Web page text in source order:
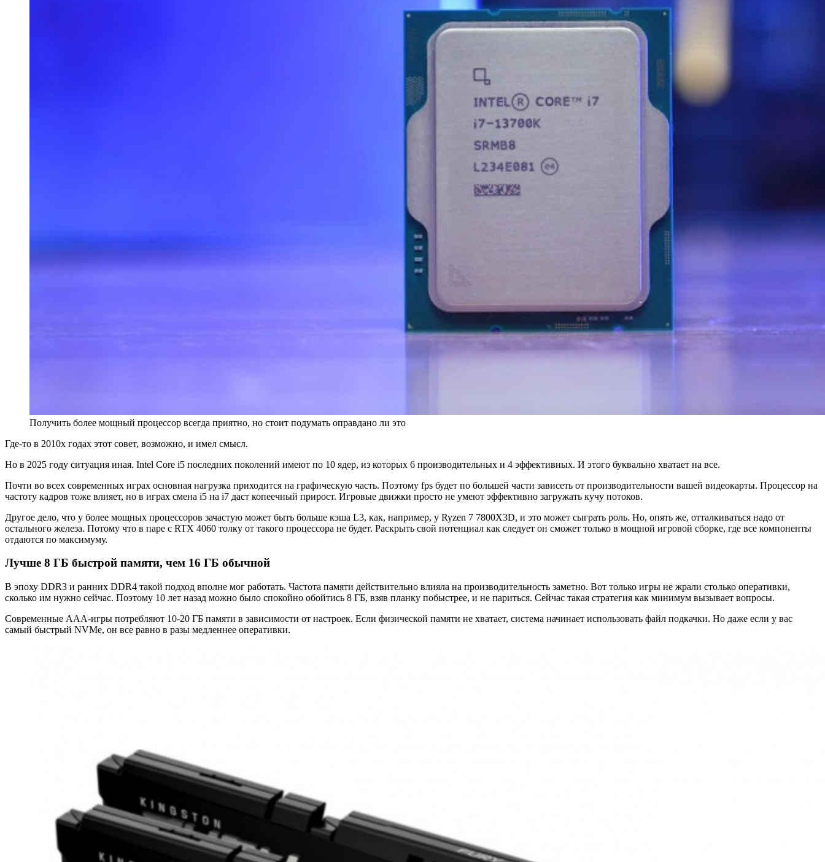
Получить более мощный процессор всегда приятно, но стоит подумать оправдано ли это
Где-то в 2010х годах этот совет, возможно, и имел смысл.
Но в 2025 году ситуация иная. Intel Core i5 последних поколений имеют по 10 ядер, из которых 6 производительных и 4 эффективных. И этого буквально хватает на все.
Почти во всех современных играх основная нагрузка приходится на графическую часть. Поэтому fps будет по большей части зависеть от производительности вашей видеокарты. Процессор на
частоту кадров тоже влияет, но в играх смена i5 на i7 даст копеечный прирост. Игровые движки просто не умеют эффективно загружать кучу потоков.
Другое дело, что у более мощных процессоров зачастую может быть больше кэша L3, как, например, у Ryzen 7 7800X3D, и это может сыграть роль. Но, опять же, отталкиваться надо от
остального железа. Потому что в паре с RTX 4060 толку от такого процессора не будет. Раскрыть свой потенциал как следует он сможет только в мощной игровой сборке, где все компоненты
отдаются по максимуму.
Лучше 8 ГБ быстрой памяти, чем 16 ГБ обычной
В эпоху DDR3 и ранних DDR4 такой подход вполне мог работать. Частота памяти действительно влияла на производительность заметно. Вот только игры не жрали столько оперативки,
сколько им нужно сейчас. Поэтому 10 лет назад можно было спокойно обойтись 8 ГБ, взяв планку побыстрее, и не париться. Сейчас такая стратегия как минимум вызывает вопросы.
Современные AAA-игры потребляют 10-20 ГБ памяти в зависимости от настроек. Если физической памяти не хватает, система начинает использовать файл подкачки. Но даже если у вас
самый быстрый NVMe, он все равно в разы медленнее оперативки.